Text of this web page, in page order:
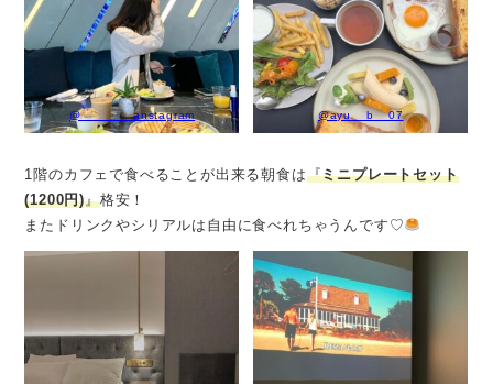
@_______anstagram @ayu__b__07
1階のカフェで食べることが出来る朝食は『ミニプレートセット
(1200円)』格安！
またドリンクやシリアルは自由に食べれちゃうんです♡